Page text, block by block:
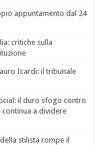
appuntamento dal 24
critiche sulla
Icardi: il tribunale
il duro sfogo contro
a dividere
stilista rompe il